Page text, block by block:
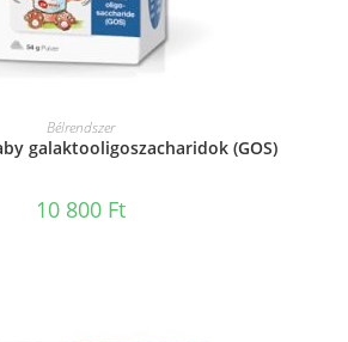
KOSÁRBA TESZEM
Bélrendszer
galaktooligoszacharidok (GOS)
10 800 Ft